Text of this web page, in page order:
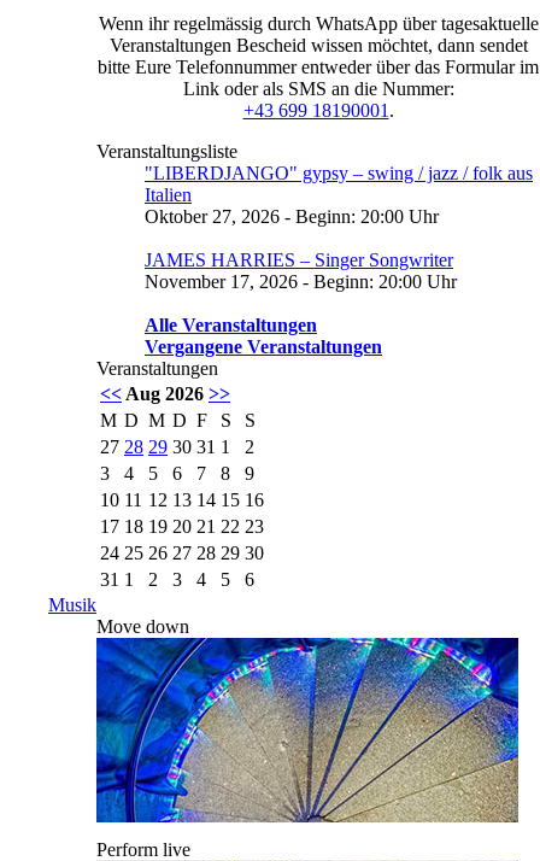
Wenn ihr regelmässig durch WhatsApp über tagesaktuelle
Veranstaltungen Bescheid wissen möchtet, dann sendet
bitte Eure Telefonnummer entweder über das Formular im
Link oder als SMS an die Nummer:
+43 699 18190001 .
Veranstaltungsliste
"LIBERDJANGO" gypsy – swing / jazz / folk aus
Italien
Oktober 27, 2026 - Beginn: 20:00 Uhr
JAMES HARRIES – Singer Songwriter
November 17, 2026 - Beginn: 20:00 Uhr
Alle Veranstaltungen
Vergangene Veranstaltungen
Veranstaltungen
<< Aug 2026 >>
M D M D F S
S
27 28 29 30 31 1
2
3
4 5 6 7 8
9
10 11 12 13 14 15 16
17 18 19 20 21 22 23
24 25 26 27 28 29 30
31 1 2 3 4 5
6
Musik
Move down
Perform live